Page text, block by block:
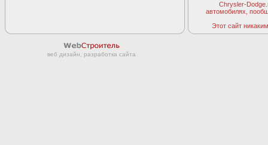
Chrysler-
автомобилях,
Этот сайт
веб дизайн, разработка сайта